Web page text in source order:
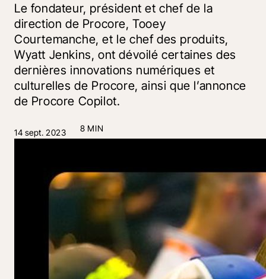
Le fondateur, président et chef de la
direction de Procore, Tooey
Courtemanche, et le chef des produits,
Wyatt Jenkins, ont dévoilé certaines des
dernières innovations numériques et
culturelles de Procore, ainsi que l’annonce
de Procore Copilot.
14 sept. 2023 8 MIN